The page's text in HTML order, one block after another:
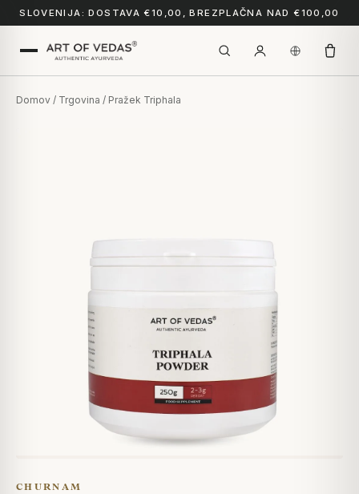
SLOVENIJA: DOSTAVA €10,00, BREZPLAČNA NAD €100,00
Domov / Trgovina / Pražek Triphala
CHURNAM